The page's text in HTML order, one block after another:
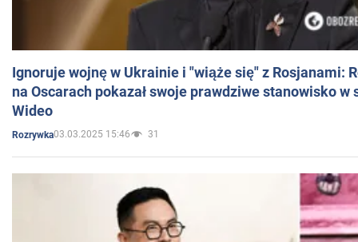
Ignoruje wojnę w Ukrainie i "wiąże się" z Rosjanami:
na Oscarach pokazał swoje prawdziwe stanowisko w
Wideo
Rozrywka03.03.2025 15:46 31